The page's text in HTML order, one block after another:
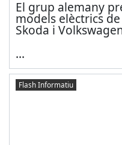
El grup alemany
models elèctrics
Skoda i
...
Flash Informatiu